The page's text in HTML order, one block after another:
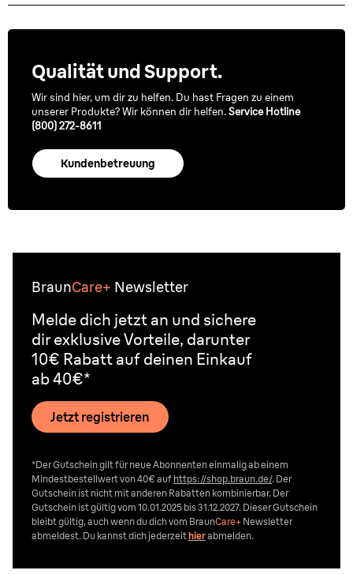
Qualität und Support.
Wir sind hier, um dir zu helfen. Du hast Fragen zu einem
unserer Produkte? Wir können dir helfen.Service Hotline
(800) 272-8611
Kundenbetreuung
BraunCare+ Newsletter
Melde dich jetzt an und sichere
dir exklusive Vorteile, darunter
10€ Rabatt auf deinen Einkauf
ab 40€*
Jetzt registrieren
*Der Gutschein gilt für neue Abonnenten einmalig ab einem
Mindestbestellwert von 40€ auf https://shop.braun.de/. Der
Gutschein ist nicht mit anderen Rabatten kombinierbar. Der
Gutschein ist gültig vom 10.01.2025 bis 31.12.2027. Dieser Gutschein
bleibt gültig, auch wenn du dich vom BraunCare+ Newsletter
abmeldest. Du kannst dich jederzeithierabmelden.